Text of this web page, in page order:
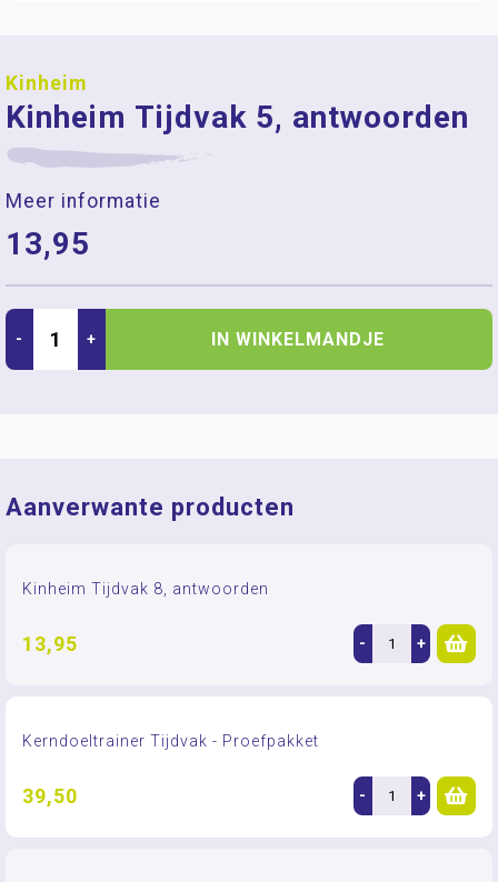
Kinheim
Kinheim Tijdvak 5, antwoorden
Meer informatie
13,95
- + IN WINKELMANDJE
Aanverwante producten
Kinheim Tijdvak 8, antwoorden
13,95 - +
Kerndoeltrainer Tijdvak - Proefpakket
39,50 - +